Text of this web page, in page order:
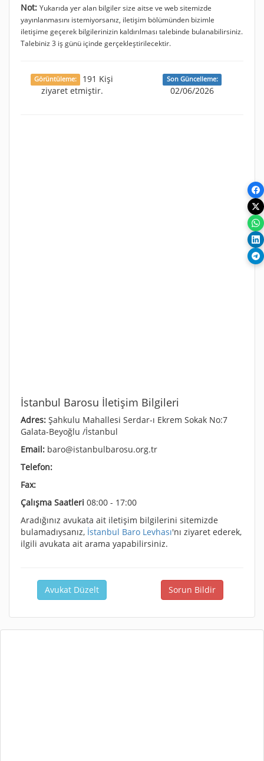
Not: Yukarıda yer alan bilgiler size aitse ve web sitemizde
yayınlanmasını istemiyorsanız, iletişim bölümünden bizimle
iletişime geçerek bilgilerinizin kaldırılması talebinde bulanabilirsiniz.
Talebiniz 3 iş günü içinde gerçekleştirilecektir.
Görüntüleme:
191 Kişi
ziyaret etmiştir.
Son Güncelleme:
02/06/2026
İstanbul Barosu İletişim Bilgileri
Adres: Şahkulu Mahallesi Serdar-ı Ekrem Sokak No:7
Galata-Beyoğlu /İstanbul
Email: baro@istanbulbarosu.org.tr
Telefon:
Fax:
Çalışma Saatleri 08:00 - 17:00
Aradığınız avukata ait iletişim bilgilerini sitemizde
bulamadıysanız, İstanbul Baro Levhası'nı ziyaret ederek,
ilgili avukata ait arama yapabilirsiniz.
Avukat Düzelt Sorun Bildir